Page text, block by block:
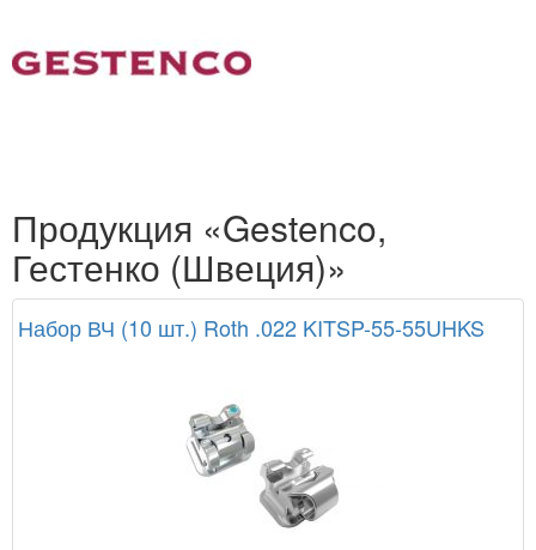
Продукция «Gestenco,
Гестенко (Швеция)»
Набор ВЧ (10 шт.) Roth .022 KITSP-55-55UHKS